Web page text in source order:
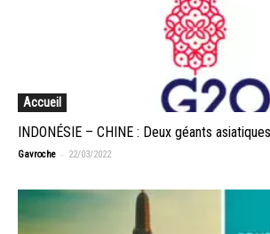
Accueil
INDONÉSIE – CHINE : Deux géants
Gavroche - 22/03/2022